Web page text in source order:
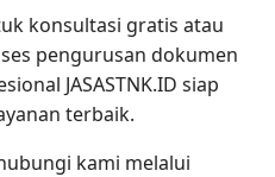
konsultasi gratis atau
pengurusan dokumen
JASASTNK.ID siap
terbaik.
kami melalui